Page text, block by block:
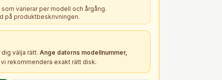
varierar per modell och årgång.
på produktbeskrivningen.
välja rätt. Ange datorns modellnummer,
vi rekommendera exakt rätt disk.